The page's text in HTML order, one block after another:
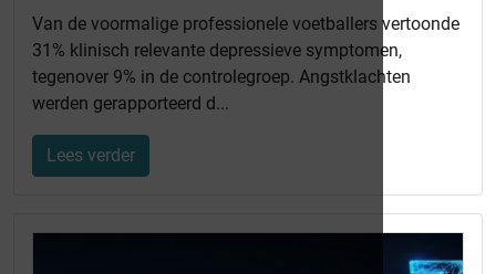
Van de voormalige professionele voetballers vertoonde
31% klinisch relevante depressieve symptomen,
tegenover 9% in de controlegroep. Angstklachten
werden gerapporteerd d...
Lees verder